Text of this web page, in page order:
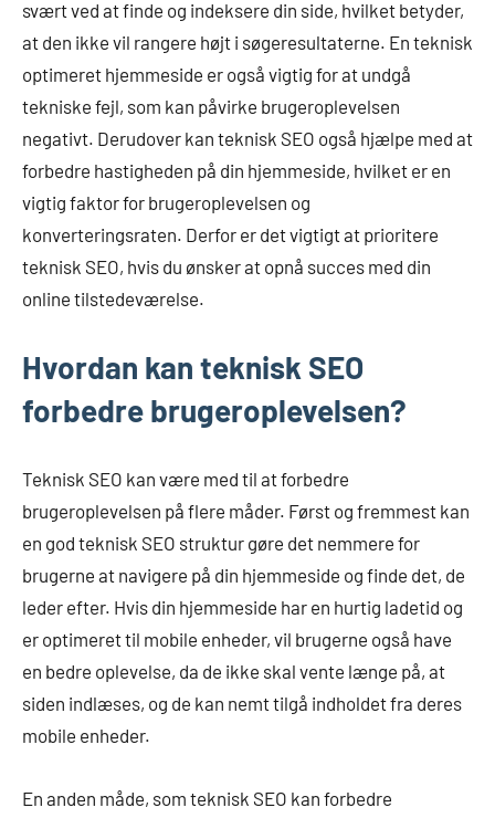
svært ved at finde og indeksere din side, hvilket betyder,
at den ikke vil rangere højt i søgeresultaterne. En teknisk
optimeret hjemmeside er også vigtig for at undgå
tekniske fejl, som kan påvirke brugeroplevelsen
negativt. Derudover kan teknisk SEO også hjælpe med at
forbedre hastigheden på din hjemmeside, hvilket er en
vigtig faktor for brugeroplevelsen og
konverteringsraten. Derfor er det vigtigt at prioritere
teknisk SEO, hvis du ønsker at opnå succes med din
online tilstedeværelse.
Hvordan kan teknisk SEO
forbedre brugeroplevelsen?
Teknisk SEO kan være med til at forbedre
brugeroplevelsen på flere måder. Først og fremmest kan
en god teknisk SEO struktur gøre det nemmere for
brugerne at navigere på din hjemmeside og finde det, de
leder efter. Hvis din hjemmeside har en hurtig ladetid og
er optimeret til mobile enheder, vil brugerne også have
en bedre oplevelse, da de ikke skal vente længe på, at
siden indlæses, og de kan nemt tilgå indholdet fra deres
mobile enheder.
En anden måde, som teknisk SEO kan forbedre